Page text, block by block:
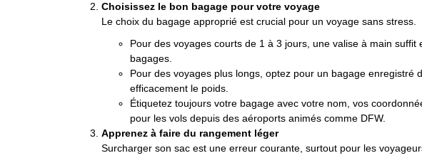
Choisissez le bon bagage pour votre voyage
Le choix du bagage approprié est crucial pour un voyage sans stress.
Pour des voyages courts de 1 à 3 jours, une valise à main
bagages.
Pour des voyages plus longs, optez pour un bagage enregistré
efficacement le poids.
Étiquetez toujours votre bagage avec votre nom, vos
pour les vols depuis des aéroports animés comme DFW.
Apprenez à faire du rangement léger
Surcharger son sac est une erreur courante, surtout pour les